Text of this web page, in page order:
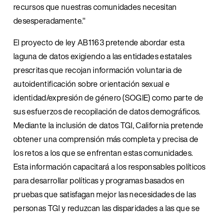
recursos que nuestras comunidades necesitan
desesperadamente."
El proyecto de ley AB1163 pretende abordar esta
laguna de datos exigiendo a las entidades estatales
prescritas que recojan información voluntaria de
autoidentificación sobre orientación sexual e
identidad/expresión de género (SOGIE) como parte de
sus esfuerzos de recopilación de datos demográficos.
Mediante la inclusión de datos TGI, California pretende
obtener una comprensión más completa y precisa de
los retos a los que se enfrentan estas comunidades.
Esta información capacitará a los responsables políticos
para desarrollar políticas y programas basados en
pruebas que satisfagan mejor las necesidades de las
personas TGI y reduzcan las disparidades a las que se